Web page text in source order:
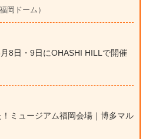
岡ドーム）
8日・9日にOHASHI HILLで開催
ミュージアム福岡会場｜博多マル